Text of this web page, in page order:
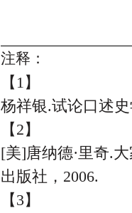
注释：
【1】
杨祥银.试论口述
【2】
[美]唐纳德·里奇.
出版社，2006.
【3】